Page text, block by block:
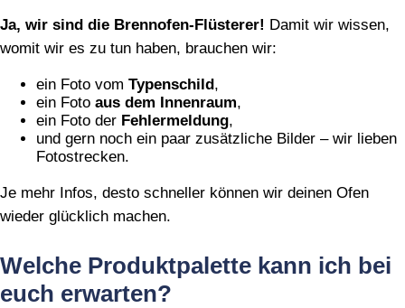
Ja, wir sind die Brennofen‑Flüsterer! Damit wir wissen,
womit wir es zu tun haben, brauchen wir:
ein Foto vom Typenschild,
ein Foto aus dem Innenraum,
ein Foto der Fehlermeldung,
und gern noch ein paar zusätzliche Bilder – wir lieben
Fotostrecken.
Je mehr Infos, desto schneller können wir deinen Ofen
wieder glücklich machen.
Welche Produktpalette kann ich bei
euch erwarten?